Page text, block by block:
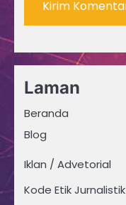
Laman
Beranda
Blog
Iklan / Advetorial
Kode Etik Jurnalistik